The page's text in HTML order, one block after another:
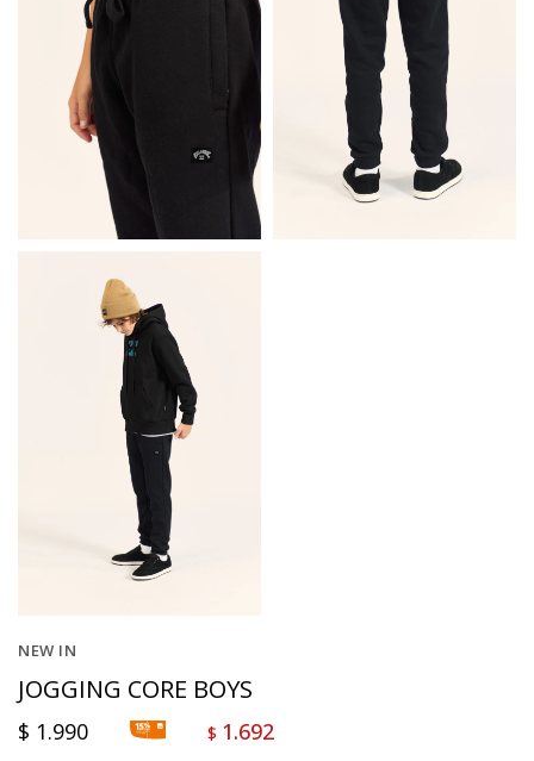
NEW IN
JOGGING CORE BOYS
$ 1.990 $ 1.692